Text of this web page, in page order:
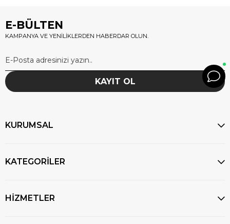
E-BÜLTEN
KAMPANYA VE YENİLİKLERDEN HABERDAR OLUN.
KAYIT OL
KURUMSAL
KATEGORİLER
HİZMETLER